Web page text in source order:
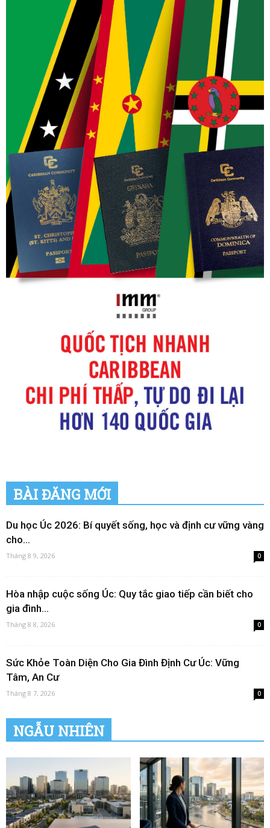
BÀI ĐĂNG MỚI
Du học Úc 2026: Bí quyết sống, học và định cư vững vàng
cho...
Tháng 8 9, 2026 0
Hòa nhập cuộc sống Úc: Quy tắc giao tiếp cần biết cho
gia đình...
Tháng 8 8, 2026 0
Sức Khỏe Toàn Diện Cho Gia Đình Định Cư Úc: Vững
Tâm, An Cư
Tháng 8 7, 2026 0
NGẪU NHIÊN